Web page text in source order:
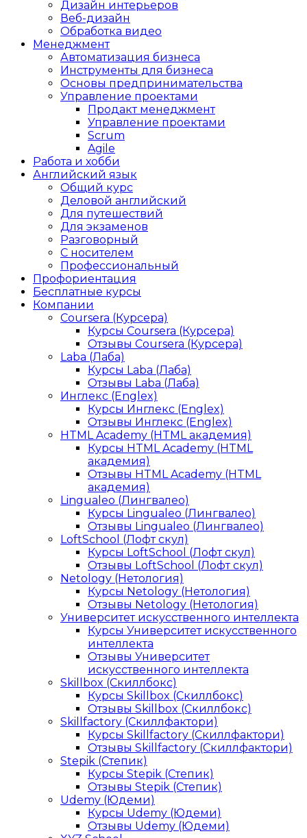
Дизайн интерьеров
Веб-дизайн
Обработка видео
Менеджмент
Автоматизация бизнеса
Инструменты для бизнеса
Основы предпринимательства
Управление проектами
Продакт менеджмент
Управление проектами
Scrum
Agile
Работа и хобби
Английский язык
Общий курс
Деловой английский
Для путешествий
Для экзаменов
Разговорный
С носителем
Профессиональный
Профориентация
Бесплатные курсы
Компании
Coursera (Курсера)
Курсы Coursera (Курсера)
Отзывы Coursera (Курсера)
Laba (Лаба)
Курсы Laba (Лаба)
Отзывы Laba (Лаба)
Инглекс (Englex)
Курсы Инглекс (Englex)
Отзывы Инглекс (Englex)
HTML Academy (HTML академия)
Курсы HTML Academy (HTML
академия)
Отзывы HTML Academy (HTML
академия)
Lingualeo (Лингвалео)
Курсы Lingualeo (Лингвалео)
Отзывы Lingualeo (Лингвалео)
LoftSchool (Лофт скул)
Курсы LoftSchool (Лофт скул)
Отзывы LoftSchool (Лофт скул)
Netology (Нетология)
Курсы Netology (Нетология)
Отзывы Netology (Нетология)
Университет искусственного интеллекта
Курсы Университет искусственного
интеллекта
Отзывы Университет
искусственного интеллекта
Skillbox (Скиллбокс)
Курсы Skillbox (Скиллбокс)
Отзывы Skillbox (Скиллбокс)
Skillfactory (Скиллфактори)
Курсы Skillfactory (Скиллфактори)
Отзывы Skillfactory (Скиллфактори)
Stepik (Степик)
Курсы Stepik (Степик)
Отзывы Stepik (Степик)
Udemy (Юдеми)
Курсы Udemy (Юдеми)
Отзывы Udemy (Юдеми)